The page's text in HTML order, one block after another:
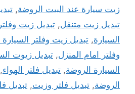
زيت سيارة عند البيت الروضة,
تبديل زيت متنقل, تبديل زيت وفلتر
السيارة, تبديل زيت وفلتر
وفلتر امام المنزل, تبديل زيوت
السيارة الروضة, تبديل فلتر الهواء,
الروضة, تبديل فلتر وزيت, تبديل